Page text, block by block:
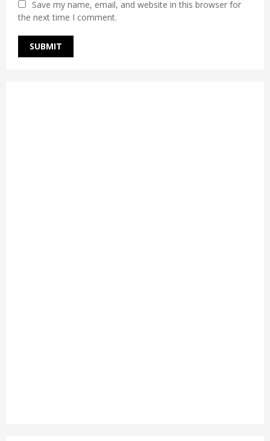
Save my name, email, and website in this browser for
the next time I comment.